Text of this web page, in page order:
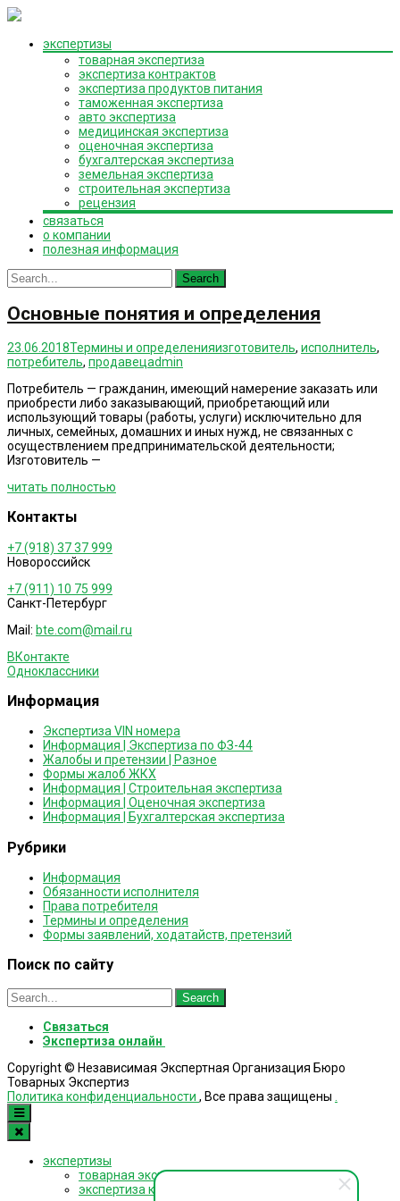
Skip
экспертизы
товарная экспертиза
экспертиза контрактов
экспертиза продуктов питания
таможенная экспертиза
авто экспертиза
медицинская экспертиза
оценочная экспертиза
бухгалтерская экспертиза
земельная экспертиза
строительная экспертиза
рецензия
связаться
о компании
полезная информация
Search
for:
Основные понятия и определения
23.06.2018Термины и определенияизготовитель, исполнитель,
потребитель, продавецadmin
Потребитель — гражданин, имеющий намерение заказать или
приобрести либо заказывающий, приобретающий или
использующий товары (работы, услуги) исключительно для
личных, семейных, домашних и иных нужд, не связанных с
осуществлением предпринимательской деятельности;
Изготовитель —
читать полностью
Контакты
+7 (918) 37 37 999
Новороссийск
+7 (911) 10 75 999
Санкт-Петербург
Mail: bte.com@mail.ru
ВКонтакте
Одноклассники
Информация
Экспертиза VIN номера
Информация | Экспертиза по ФЗ-44
Жалобы и претензии | Разное
Формы жалоб ЖКХ
Информация | Строительная экспертиза
Информация | Оценочная экспертиза
Информация | Бухгалтерская экспертиза
Рубрики
Информация
Обязанности исполнителя
Права потребителя
Термины и определения
Формы заявлений, ходатайств, претензий
Поиск по сайту
Search
for:
Связаться
Экспертиза онлайн
Copyright © Независимая Экспертная Организация Бюро
Товарных Экспертиз
Политика конфиденциальности , Все права защищены
экспертизы
товарная экспертиза
экспертиза контрактов